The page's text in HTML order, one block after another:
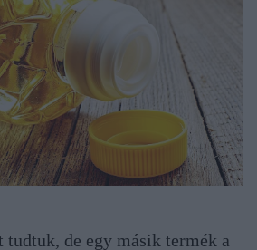
tudtuk, de egy másik termék a